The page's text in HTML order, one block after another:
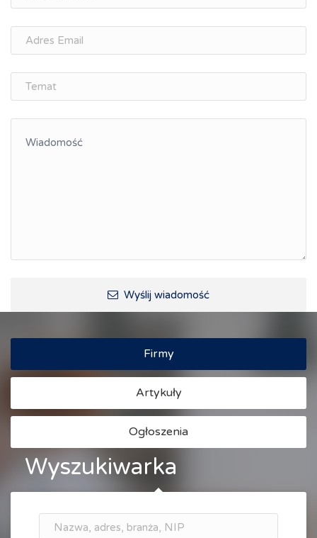
Wyślij wiadomość
Firmy
Artykuły
Ogłoszenia
Wyszukiwarka